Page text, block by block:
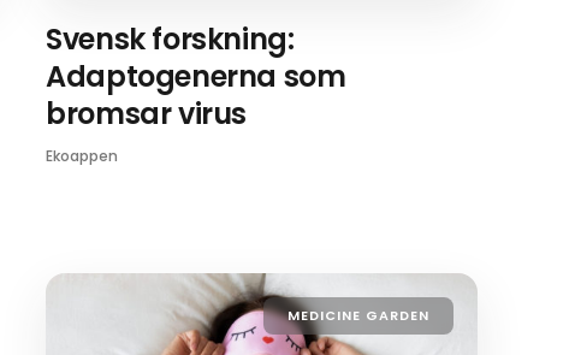
Svensk forskning:
Adaptogenerna som
bromsar virus
Ekoappen
MEDICINE GARDEN